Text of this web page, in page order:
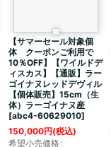
【サマーセール対象個
体 クーポンご利用で
10％OFF】【ワイルドデ
ィスカス】【通販】ラー
ゴイナヌレッドデヴィル
【個体販売】15cm（生
体）ラーゴイナヌ産
[abc4-60629010]
150,000円(税込)
希望小売価格: